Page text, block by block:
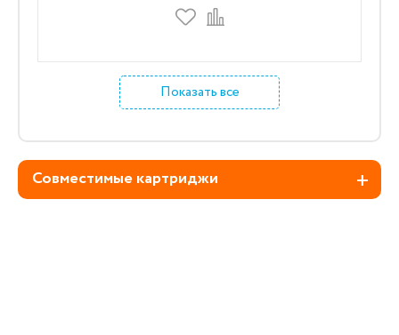
Показать все
Совместимые картриджи